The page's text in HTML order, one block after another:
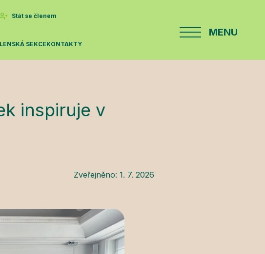
Stát se členem
SEKCEKONTAKTY
MENU
inspiruje v
Zveřejněno: 1. 7. 2026